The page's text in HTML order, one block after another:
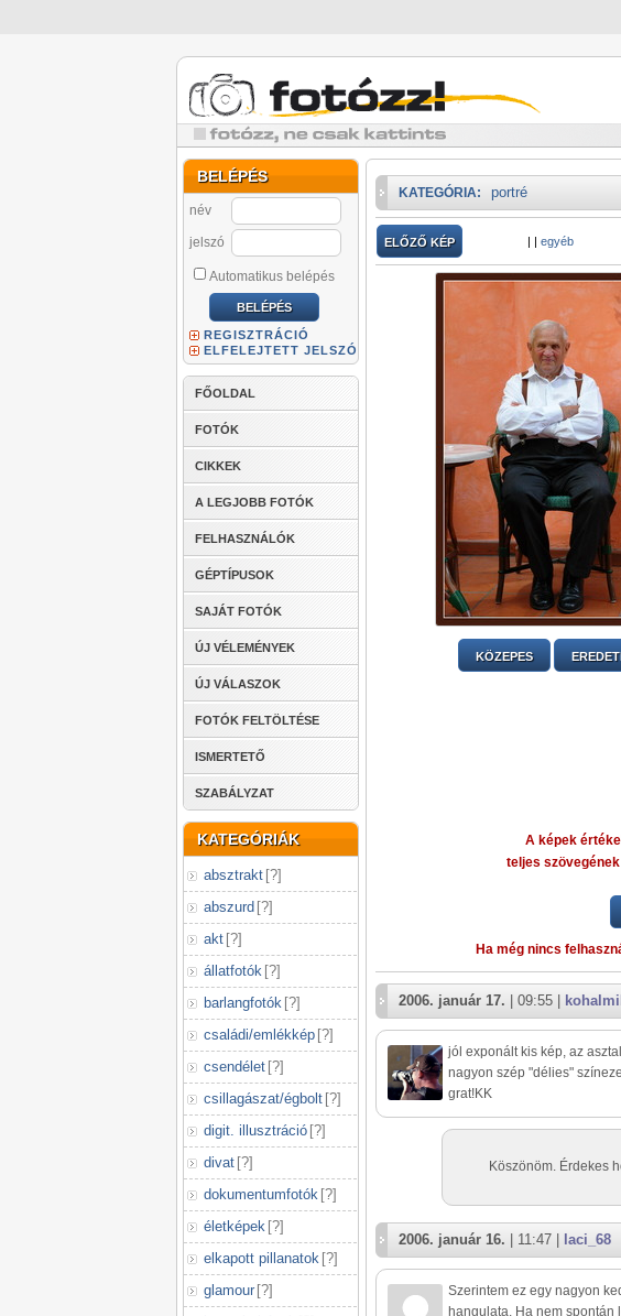
BELÉPÉS
név
jelszó
Automatikus belépés
REGISZTRÁCIÓ
ELFELEJTETT JELSZÓ
FŐOLDAL
FOTÓK
CIKKEK
A LEGJOBB FOTÓK
FELHASZNÁLÓK
GÉPTÍPUSOK
SAJÁT FOTÓK
ÚJ VÉLEMÉNYEK
ÚJ VÁLASZOK
FOTÓK FELTÖLTÉSE
ISMERTETŐ
SZABÁLYZAT
KATEGÓRIÁK
absztrakt [?]
abszurd [?]
akt [?]
állatfotók [?]
barlangfotók [?]
családi/emlékkép [?]
csendélet [?]
csillagászat/égbolt [?]
digit. illusztráció [?]
divat [?]
dokumentumfotók [?]
életképek [?]
elkapott pillanatok [?]
glamour [?]
KATEGÓRIA: portré
ELŐZŐ KÉP | | egyéb
KÖZEPES
A képek
teljes
Ha még nincs
2006. január 17. | 09:55 |
jól exponált kis kép, az
nagyon szép "délies"
grat!KK
Köszönöm. Érdekes
2006. január 16. | 11:47 | laci_68
Szerintem ez egy nagyon
hangulata. Ha nem